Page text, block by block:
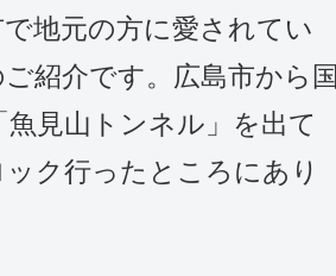
地元の方に愛されてい
紹介です。広島市から国
見山トンネル」を出て
ク行ったところにあり